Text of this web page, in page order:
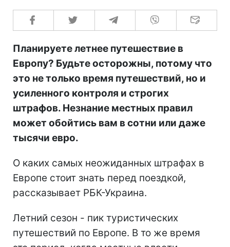
Планируете летнее путешествие в
Европу? Будьте осторожны, потому что
это не только время путешествий, но и
усиленного контроля и строгих
штрафов. Незнание местных правил
может обойтись вам в сотни или даже
тысячи евро.
О каких самых неожиданных штрафах в
Европе стоит знать перед поездкой,
рассказывает РБК-Украина.
Летний сезон - пик туристических
путешествий по Европе. В то же время